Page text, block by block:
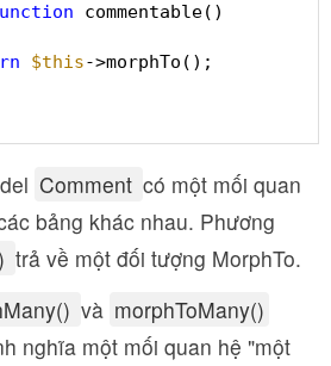
commentable()
$this->morphTo();
Comment có một mối quan
bảng khác nhau. Phương
trả về một đối tượng MorphTo.
và morphToMany()
nghĩa một mối quan hệ "một